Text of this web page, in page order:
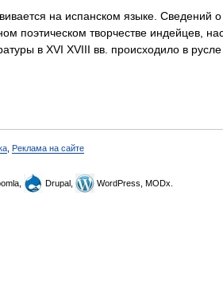
на испанском языке. Сведений
поэтическом творчестве индейцев,
в XVI XVIII вв. происходило в
Реклама на сайте
Drupal, WordPress, MODx.